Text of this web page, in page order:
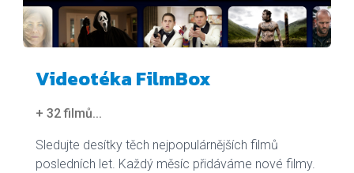
Videotéka FilmBox
+ 32 filmů...
Sledujte desítky těch nejpopulárnějších filmů
posledních let. Každý měsíc přidáváme nové filmy.